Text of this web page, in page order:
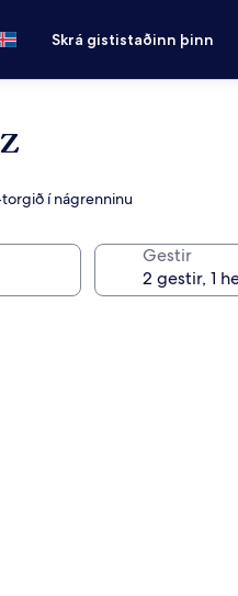
Skrá gististaðinn þinn
í nágrenninu
Gestir